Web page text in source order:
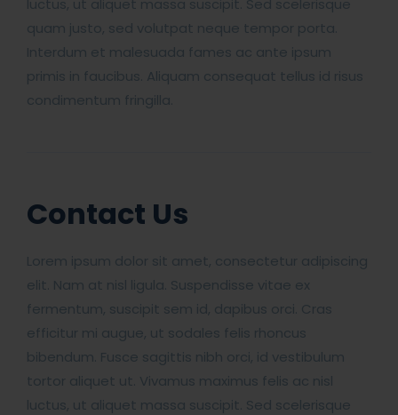
luctus, ut aliquet massa suscipit. Sed scelerisque
quam justo, sed volutpat neque tempor porta.
Interdum et malesuada fames ac ante ipsum
primis in faucibus. Aliquam consequat tellus id risus
condimentum fringilla.
Contact Us
Lorem ipsum dolor sit amet, consectetur adipiscing
elit. Nam at nisl ligula. Suspendisse vitae ex
fermentum, suscipit sem id, dapibus orci. Cras
efficitur mi augue, ut sodales felis rhoncus
bibendum. Fusce sagittis nibh orci, id vestibulum
tortor aliquet ut. Vivamus maximus felis ac nisl
luctus, ut aliquet massa suscipit. Sed scelerisque